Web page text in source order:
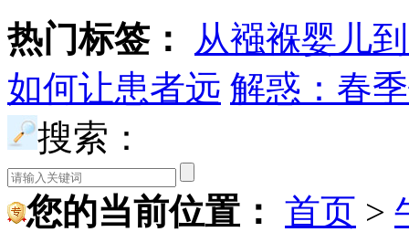
热门标签：
从襁褓婴儿
如何让患者远 解惑：春
搜索：
您的当前位置： 首页 >